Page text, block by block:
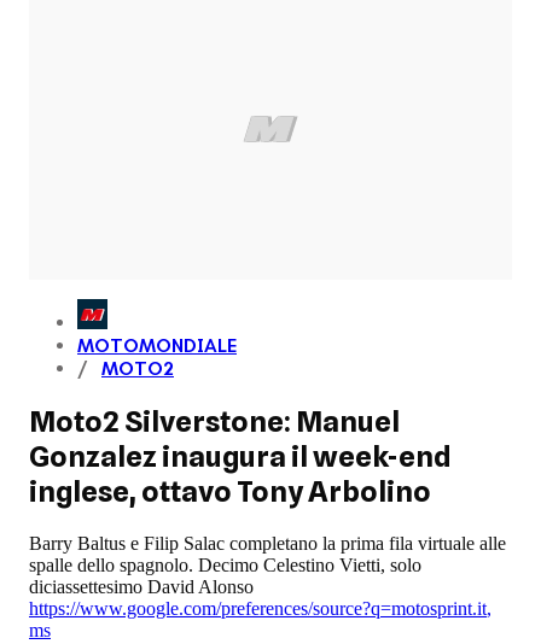
MOTOMONDIALE
MOTO2
Moto2 Silverstone: Manuel
Gonzalez inaugura il week-end
inglese, ottavo Tony Arbolino
Barry Baltus e Filip Salac completano la prima fila virtuale alle
spalle dello spagnolo. Decimo Celestino Vietti, solo
diciassettesimo David Alonso
https://www.google.com/preferences/source?q=motosprint.it,
ms